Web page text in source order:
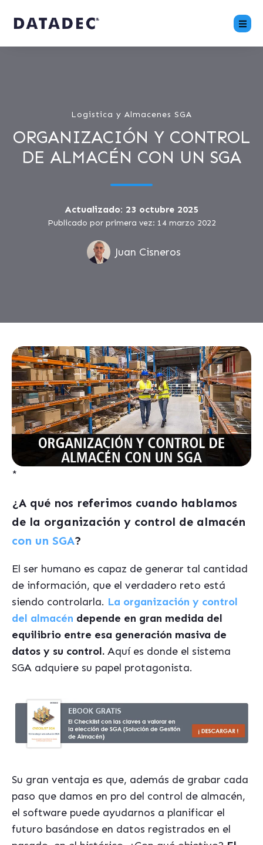
Logistica y Almacenes SGA
ORGANIZACIÓN Y CONTROL
DE ALMACÉN CON UN SGA
Actualizado: 23 octubre 2025
Publicado por primera vez: 14 marzo 2022
Juan Cisneros
*
¿A qué nos referimos cuando hablamos
de la organización y control de almacén
con un SGA?
El ser humano es capaz de generar tal cantidad
de información, que el verdadero reto está
siendo controlarla. La organización y control
del almacén depende en gran medida del
equilibrio entre esa generación masiva de
datos y su control. Aquí es donde el sistema
SGA adquiere su papel protagonista.
Su gran ventaja es que, además de grabar cada
paso que damos en pro del control de almacén,
el software puede ayudarnos a planificar el
futuro basándose en datos registrados en el